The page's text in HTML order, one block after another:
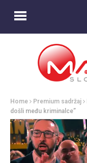
Home Premium sadržaj
došli među kriminalce”